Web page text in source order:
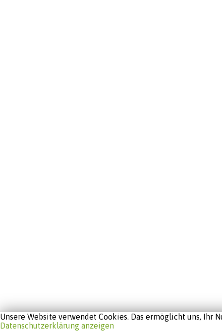
Unsere Website verwendet Cookies. Das ermöglicht uns,
Datenschutzerklärung anzeigen